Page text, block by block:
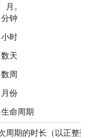
月。
分钟
小时
数天
数周
月份
生命周期
周期的时长（以正整数